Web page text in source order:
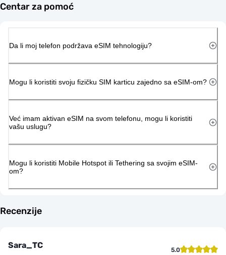
Centar za pomoć
Da li moj telefon podržava eSIM tehnologiju?
Mogu li koristiti svoju fizičku SIM karticu zajedno sa eSIM-om?
Već imam aktivan eSIM na svom telefonu, mogu li koristiti
vašu uslugu?
Mogu li koristiti Mobile Hotspot ili Tethering sa svojim eSIM-
om?
Recenzije
Sara_TC 5.0